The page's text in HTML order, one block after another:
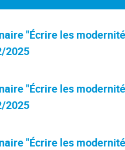
"Écrire les
2025
"Écrire les
2025
"Écrire les